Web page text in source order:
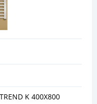
K 400X800